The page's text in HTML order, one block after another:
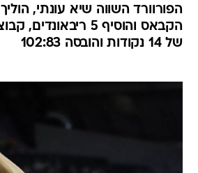
הפורוורד השווה שיא עונתי,
הקבאס והוסיף 5
של 14 נקודות והובסה 102:83